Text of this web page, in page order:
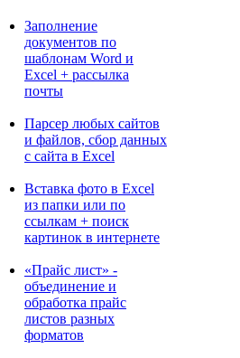
Заполнение
документов по
шаблонам Word и
Excel + рассылка
почты
Парсер любых сайтов
и файлов, сбор данных
с сайта в Excel
Вставка фото в Excel
из папки или по
ссылкам + поиск
картинок в интернете
«Прайс лист» -
объединение и
обработка прайс
листов разных
форматов